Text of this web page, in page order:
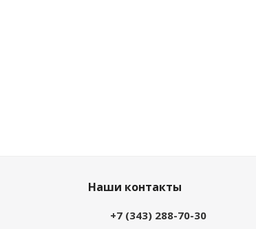
Наши контакты
+7 (343) 288-70-30